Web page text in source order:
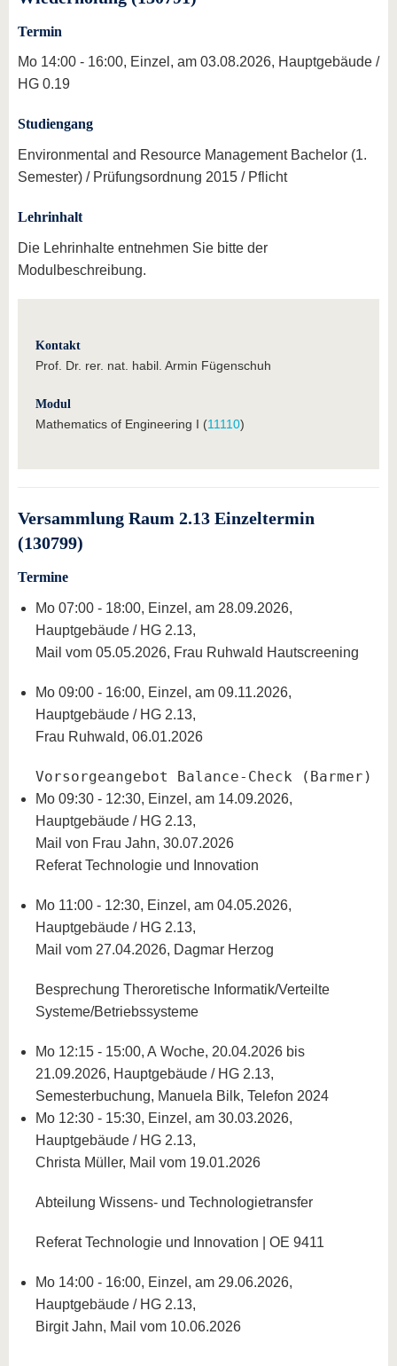
Termin
Mo 14:00 - 16:00, Einzel, am 03.08.2026, Hauptgebäude /
HG 0.19
Studiengang
Environmental and Resource Management Bachelor (1.
Semester) / Prüfungsordnung 2015 / Pflicht
Lehrinhalt
Die Lehrinhalte entnehmen Sie bitte der
Modulbeschreibung.
Kontakt
Prof. Dr. rer. nat. habil. Armin Fügenschuh
Modul
Mathematics of Engineering I (11110)
Versammlung Raum 2.13 Einzeltermin
(130799)
Termine
Mo 07:00 - 18:00, Einzel, am 28.09.2026,
Hauptgebäude / HG 2.13,
Mail vom 05.05.2026, Frau Ruhwald Hautscreening
Mo 09:00 - 16:00, Einzel, am 09.11.2026,
Hauptgebäude / HG 2.13,
Frau Ruhwald, 06.01.2026
Vorsorgeangebot Balance-Check (Barmer)
Mo 09:30 - 12:30, Einzel, am 14.09.2026,
Hauptgebäude / HG 2.13,
Mail von Frau Jahn, 30.07.2026
Referat Technologie und Innovation
Mo 11:00 - 12:30, Einzel, am 04.05.2026,
Hauptgebäude / HG 2.13,
Mail vom 27.04.2026, Dagmar Herzog
Besprechung Theroretische Informatik/Verteilte
Systeme/Betriebssysteme
Mo 12:15 - 15:00, A Woche, 20.04.2026 bis
21.09.2026, Hauptgebäude / HG 2.13,
Semesterbuchung, Manuela Bilk, Telefon 2024
Mo 12:30 - 15:30, Einzel, am 30.03.2026,
Hauptgebäude / HG 2.13,
Christa Müller, Mail vom 19.01.2026
Abteilung Wissens- und Technologietransfer
Referat Technologie und Innovation | OE 9411
Mo 14:00 - 16:00, Einzel, am 29.06.2026,
Hauptgebäude / HG 2.13,
Birgit Jahn, Mail vom 10.06.2026